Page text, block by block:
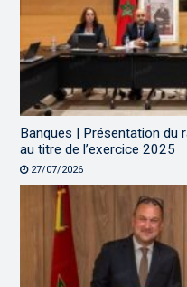
Banques | Présentation du
au titre de l’exercice 2025
27/07/2026